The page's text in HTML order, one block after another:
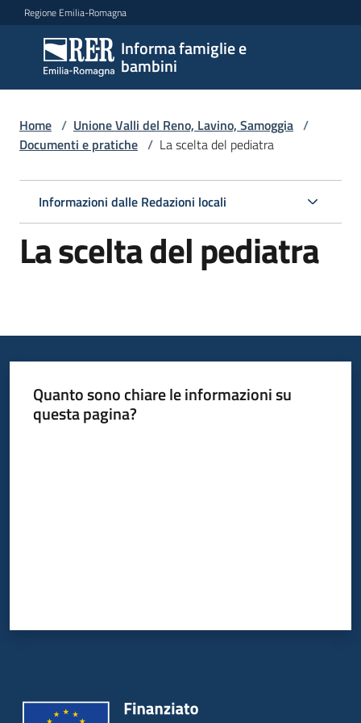
Vai al contenuto
Vai alla navigazione
Vai al footer
Regione Emilia-Romagna
Informa famiglie e
bambini
Informa
famiglie
e
bambini
Argomenti
Servizi
le
Informazioni
Home / Unione Valli del Reno, Lavino, Samoggia /
Documenti e pratiche / La scelta del pediatra
Informazioni dalle Redazioni locali
La scelta del pediatra
Quanto sono chiare le informazioni su
questa pagina?